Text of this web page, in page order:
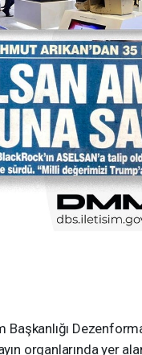
Başkanlığı
organlarında yer